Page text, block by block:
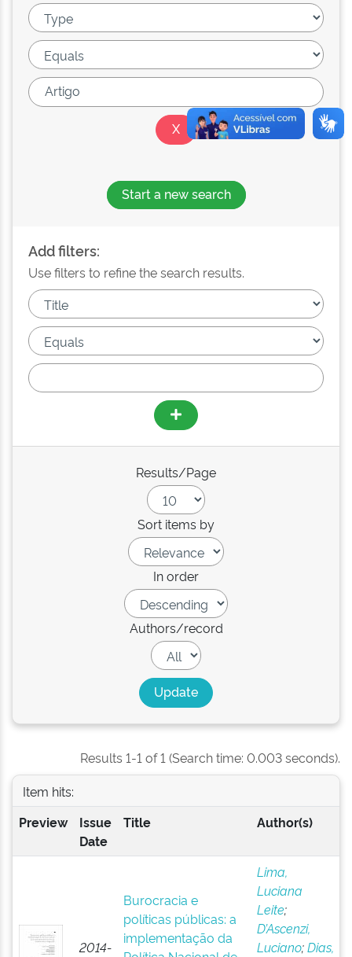
Start a new search
Add filters:
Use filters to refine the search results.
Results/Page
Sort items by
In order
Authors/record
Results 1-1 of 1 (Search time: 0.003 seconds).
Item hits:
Preview
Issue
Date
Title Author(s)
2014-
Burocracia e
políticas públicas: a
implementação da
Lima,
Luciana
Leite;
D’Ascenzi,
Luciano;Dias,